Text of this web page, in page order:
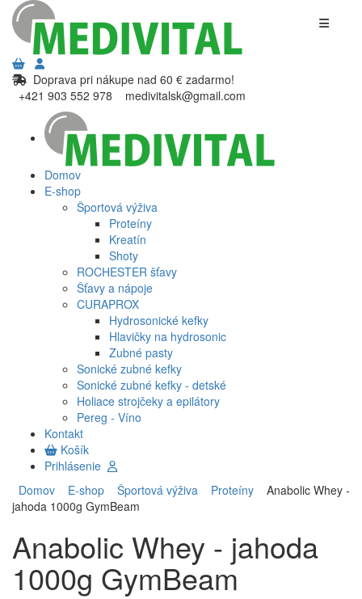
Doprava pri nákupe nad 60 € zadarmo!
+421 903 552 978
medivitalsk@gmail.com
Domov
E-shop
Športová výživa
Proteíny
Kreatín
Shoty
ROCHESTER šťavy
Šťavy a nápoje
CURAPROX
Hydrosonické kefky
Hlavičky na hydrosonic
Zubné pasty
Sonické zubné kefky
Sonické zubné kefky - detské
Holiace strojčeky a epilátory
Pereg - Víno
Kontakt
Košík
Prihlásenie
Domov
E-shop Športová výživa Proteíny
Anabolic Whey -
jahoda 1000g GymBeam
Anabolic Whey - jahoda
1000g GymBeam